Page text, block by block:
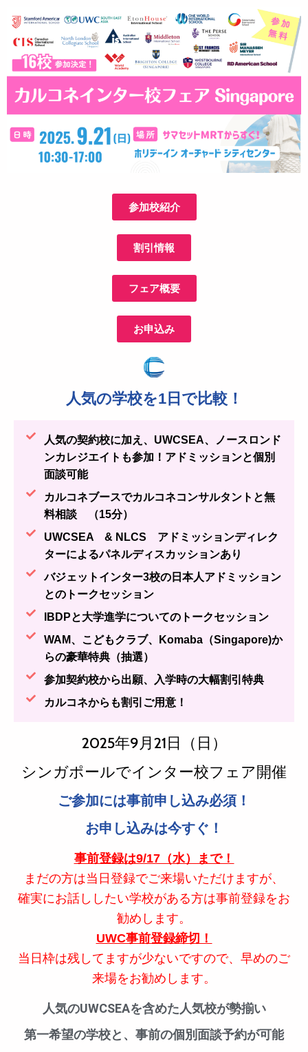
参加校紹介
割引情報
フェア概要
お申込み
人気の学校を1日で比較！
人気の契約校に加え、UWCSEA、ノースロンド
ンカレジエイトも参加！アドミッションと個別
面談可能
カルコネブースでカルコネコンサルタントと無
料相談 （15分）
UWCSEA & NLCS アドミッションディレク
ターによるパネルディスカッションあり
バジェットインター3校の日本人アドミッション
とのトークセッション
IBDPと大学進学についてのトークセッション
WAM、こどもクラブ、Komaba（Singapore)か
らの豪華特典（抽選）
参加契約校から出願、入学時の大幅割引特典
カルコネからも割引ご用意！
2025年9月21日（日）
シンガポールでインター校フェア開催
ご参加には事前申し込み必須！
お申し込みは今すぐ！
事前登録は9/17（水）まで！
まだの方は当日登録でご来場いただけますが、
確実にお話ししたい学校がある方は事前登録をお
勧め します。
UWC事前登録締切！
当日枠は残してますが少ないですので、早めのご
来場をお勧めします。
人気のUWCSEAを含めた人気校が勢揃い
第一希望の学校と、事前の個別面談予約が可能